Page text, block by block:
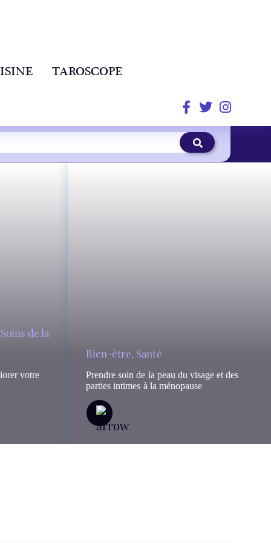
TAROSCOPE
Soins de la
votre
Bien-être, Santé
Prendre soin de la peau du visage et des
parties intimes à la ménopause